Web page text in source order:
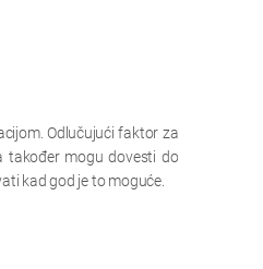
Odlučujući faktor za
također mogu dovesti do
kad god je to moguće.